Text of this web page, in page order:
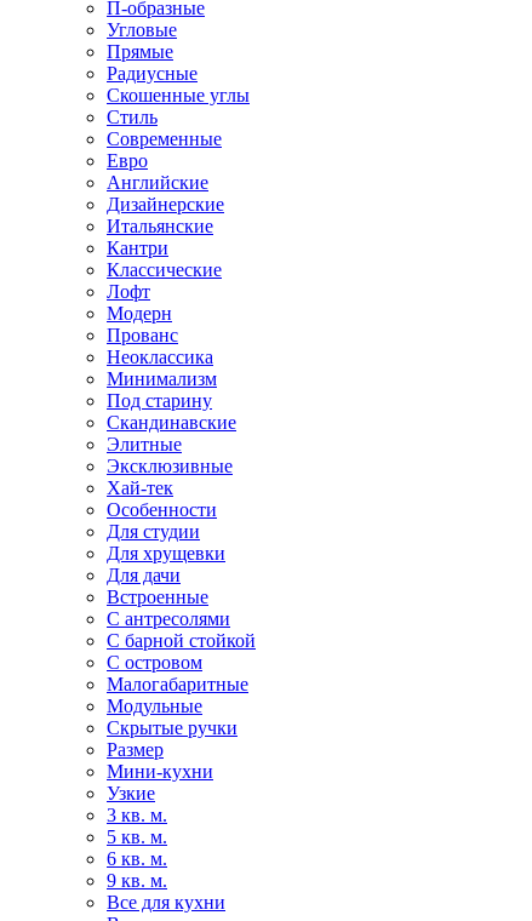
П-образные
Угловые
Прямые
Радиусные
Скошенные углы
Стиль
Современные
Евро
Английские
Дизайнерские
Итальянские
Кантри
Классические
Лофт
Модерн
Прованс
Неоклассика
Минимализм
Под старину
Скандинавские
Элитные
Эксклюзивные
Хай-тек
Особенности
Для студии
Для хрущевки
Для дачи
Встроенные
С антресолями
С барной стойкой
С островом
Малогабаритные
Модульные
Скрытые ручки
Размер
Мини-кухни
Узкие
3 кв. м.
5 кв. м.
6 кв. м.
9 кв. м.
Все для кухни